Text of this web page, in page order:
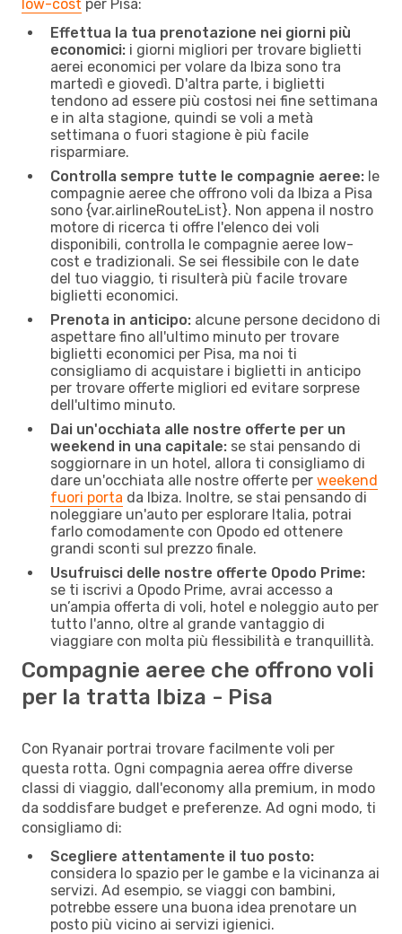
low-cost per Pisa:
Effettua la tua prenotazione nei giorni più
economici: i giorni migliori per trovare biglietti
aerei economici per volare da Ibiza sono tra
martedì e giovedì. D'altra parte, i biglietti
tendono ad essere più costosi nei fine settimana
e in alta stagione, quindi se voli a metà
settimana o fuori stagione è più facile
risparmiare.
Controlla sempre tutte le compagnie aeree: le
compagnie aeree che offrono voli da Ibiza a Pisa
sono {​var.airlineRouteList}. Non appena il nostro
motore di ricerca ti offre l'elenco dei voli
disponibili, controlla le compagnie aeree low-
cost e tradizionali. Se sei flessibile con le date
del tuo viaggio, ti risulterà più facile trovare
biglietti economici.
Prenota in anticipo: alcune persone decidono di
aspettare fino all'ultimo minuto per trovare
biglietti economici per Pisa, ma noi ti
consigliamo di acquistare i biglietti in anticipo
per trovare offerte migliori ed evitare sorprese
dell'ultimo minuto.
Dai un'occhiata alle nostre offerte per un
weekend in una capitale: se stai pensando di
soggiornare in un hotel, allora ti consigliamo di
dare un'occhiata alle nostre offerte per weekend
fuori porta da Ibiza. Inoltre, se stai pensando di
noleggiare un'auto per esplorare Italia, potrai
farlo comodamente con Opodo ed ottenere
grandi sconti sul prezzo finale.
Usufruisci delle nostre offerte Opodo Prime:
se ti iscrivi a Opodo Prime, avrai accesso a
un’ampia offerta di voli, hotel e noleggio auto per
tutto l'anno, oltre al grande vantaggio di
viaggiare con molta più flessibilità e tranquillità.
Compagnie aeree che offrono voli
per la tratta Ibiza - Pisa
Con Ryanair portrai trovare facilmente voli per
questa rotta. Ogni compagnia aerea offre diverse
classi di viaggio, dall'economy alla premium, in modo
da soddisfare budget e preferenze. Ad ogni modo, ti
consigliamo di:
Scegliere attentamente il tuo posto:
considera lo spazio per le gambe e la vicinanza ai
servizi. Ad esempio, se viaggi con bambini,
potrebbe essere una buona idea prenotare un
posto più vicino ai servizi igienici.